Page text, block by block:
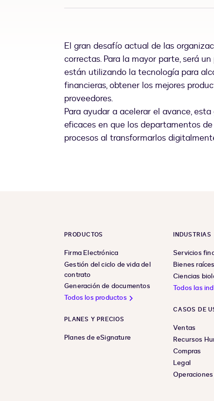
El gran desafío actual de las
correctas. Para la mayor parte, será
están utilizando la tecnología para
financieras, obtener los mejores
proveedores.
Para ayudar a acelerar el avance,
eficaces en que los departamentos
procesos al transformarlos
PRODUCTOS
Firma Electrónica
Gestión del ciclo de vida del
contrato
Generación de documentos
Todos los productos
PLANES Y PRECIOS
Planes de eSignature
INDUSTRIAS
Servicios
Bienes raíces
Ciencias
Todos las
CASOS DE
Ventas
Recursos
Compras
Legal
Operaciones